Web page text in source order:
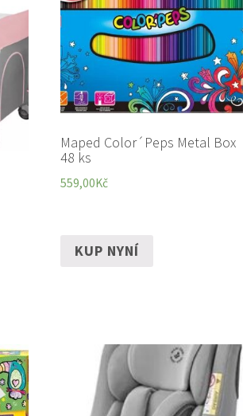
Maped Color´Peps Metal Box
48 ks
559,00Kč
KUP NYNÍ